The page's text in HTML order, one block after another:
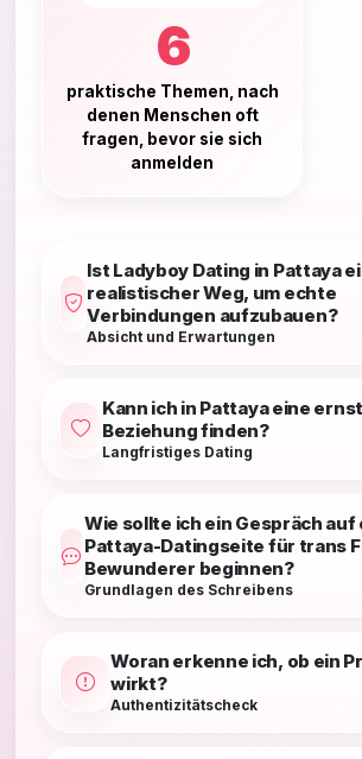
6
praktische Themen, nach
denen Menschen oft
fragen, bevor sie sich
anmelden
Ist Ladyboy Dating in Pattaya
realistischer Weg, um echte
Verbindungen aufzubauen?
Absicht und Erwartungen
Kann ich in Pattaya eine
Beziehung finden?
Langfristiges Dating
Wie sollte ich ein Gespräch auf
Pattaya-Datingseite für trans
Bewunderer beginnen?
Grundlagen des Schreibens
Woran erkenne ich, ob ein
wirkt?
Authentizitätscheck